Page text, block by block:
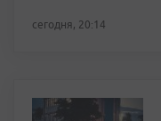
сегодня, 20:14